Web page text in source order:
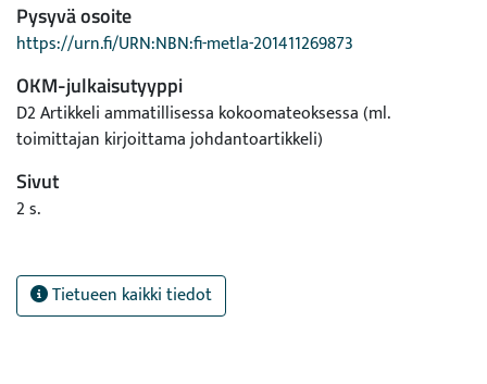
Pysyvä osoite
https://urn.fi/URN:NBN:fi-metla-201411269873
OKM-julkaisutyyppi
D2 Artikkeli ammatillisessa kokoomateoksessa (ml.
toimittajan kirjoittama johdantoartikkeli)
Sivut
2 s.
Tietueen kaikki tiedot